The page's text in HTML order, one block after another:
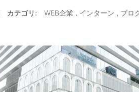
カテゴリ: WEB企業 , インターン , ブロ